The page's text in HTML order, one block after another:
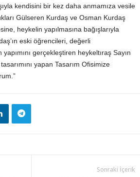
kendisini bir kez daha anmamıza vesile
Gülseren Kurdaş ve Osman Kurdaş
heykelin yapılmasına bağışlarıyla
eski öğrencileri, değerli
gerçekleştiren heykeltıraş Sayın
yapan Tasarım Ofisimize
Sonraki İçerik